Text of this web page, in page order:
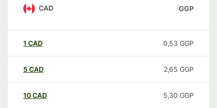
CAD GGP
1 CAD 0,53 GGP
5 CAD 2,65 GGP
10CAD 5,30 GGP